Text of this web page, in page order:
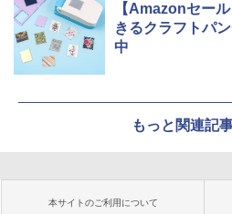
【Amazonセー
きるクラフトパ
中
もっと関連記
本サイトのご利用について